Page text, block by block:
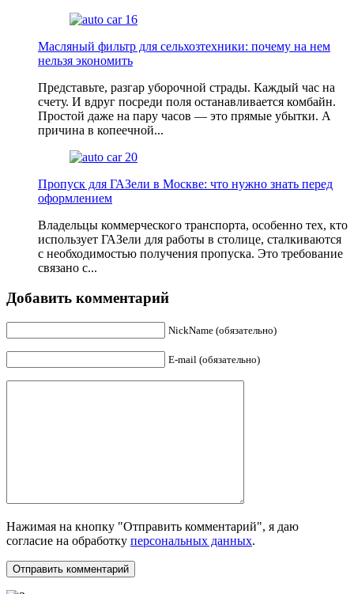
Масляный фильтр для сельхозтехники: почему на нем
нельзя экономить
Представьте, разгар уборочной страды. Каждый час на
счету. И вдруг посреди поля останавливается комбайн.
Простой даже на пару часов — это прямые убытки. А
причина в копеечной...
Пропуск для ГАЗели в Москве: что нужно знать перед
оформлением
Владельцы коммерческого транспорта, особенно тех, кто
использует ГАЗели для работы в столице, сталкиваются
с необходимостью получения пропуска. Это требование
связано с...
Добавить комментарий
NickName (обязательно)
E-mail (обязательно)
Нажимая на кнопку "Отправить комментарий", я даю
согласие на обработку персональных данных.